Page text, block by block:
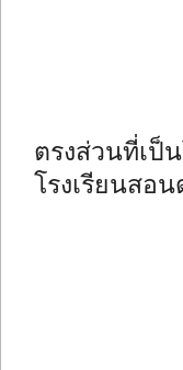
ตรงส่วนที่เป็
โรงเรียนสอ